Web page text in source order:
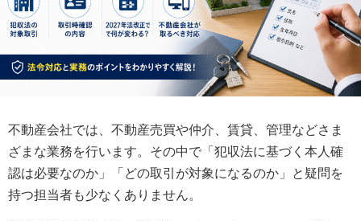
不動産会社では、不動産売買や仲介、賃貸、管理などさま
ざまな業務を行います。その中で「犯収法に基づく本人確
認は必要なのか」「どの取引が対象になるのか」と疑問を
持つ担当者も少なくありません。